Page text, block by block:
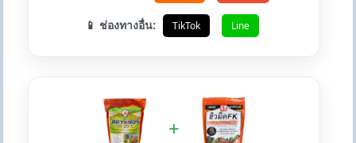
📱 ช่องทางอื่น: TikTok Line
+